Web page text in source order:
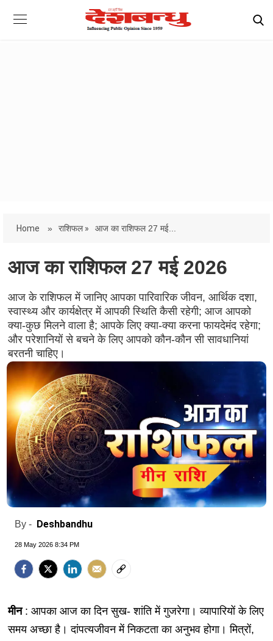
Home » राशिफल » आज का राशिफल 27 मई...
आज का राशिफल 27 मई 2026
आज के राशिफल में जानिए आपका पारिवारिक जीवन, आर्थिक दशा,
स्वास्थ्य और कार्यक्षेत्र में आपकी स्थिति कैसी रहेगी; आज आपको
क्या-कुछ मिलने वाला है; आपके लिए क्या-क्या करना फायदेमंद रहेगा;
और परेशानियों से बचने के लिए आपको कौन-कौन सी सावधानियां
बरतनी चाहिए।
By - Deshbandhu
28 May 2026 8:34 PM
मीन : आपका आज का दिन सुख- शांति में गुजरेगा। व्यापारियों के लिए
समय अच्छा है। दांपत्यजीवन में निकटता का अनुभव होगा। मित्रों,